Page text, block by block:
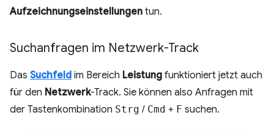
Aufzeichnungseinstellungen tun.
Suchanfragen im Netzwerk-Track
Das Suchfeld im Bereich Leistung funktioniert jetzt auch
für den Netzwerk-Track. Sie können also Anfragen mit
der Tastenkombination Strg / Cmd + F suchen.